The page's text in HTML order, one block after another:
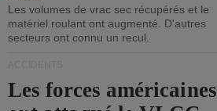
Les volumes de vrac sec récupérés et le
matériel roulant ont augmenté. D'autres
secteurs ont connu un recul.
Les forces américaines